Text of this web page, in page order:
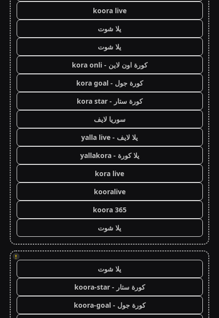
koora live
يلا شوت
يلا شوت
كورة اون لاين - kora onli
كورة جول - kora goal
كورة ستار - kora star
سوريا لايف
يلا لايف - yalla live
يلا كورة - yallakora
kora live
kooralive
koora 365
يلا شوت
!
يلا شوت
كورة ستار - koora-star
كورة جول - koora-goal